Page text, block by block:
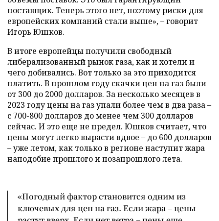
поставщик. Теперь этого нет, поэтому риски для
европейских компаний стали выше», – говорит
Игорь Юшков.
В итоге европейцы получили свободный
либерализованный рынок газа, как и хотели и
чего добивались. Вот только за это приходится
платить. В прошлом году скачки цен на газ были
от 300 до 2000 долларов. За несколько месяцев в
2023 году цены на газ упали более чем в два раза –
с 700-800 долларов до менее чем 300 долларов
сейчас. И это еще не предел. Юшков считает, что
цены могут легко вырасти вдвое – до 600 долларов
– уже летом, как только в регионе наступит жара
наподобие прошлого и позапрошлого лета.
«Погодный фактор становится одним из
ключевых для цен на газ. Если жара – цены